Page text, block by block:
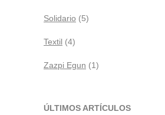
Solidario (5)
Textil (4)
Zazpi Egun (1)
ÚLTIMOS ARTÍCULOS